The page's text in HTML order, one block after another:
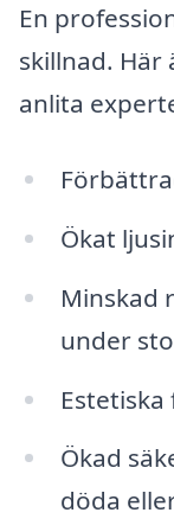
En
skillnad.
anlita
Ökat
Minskad
under
Ökad
döda